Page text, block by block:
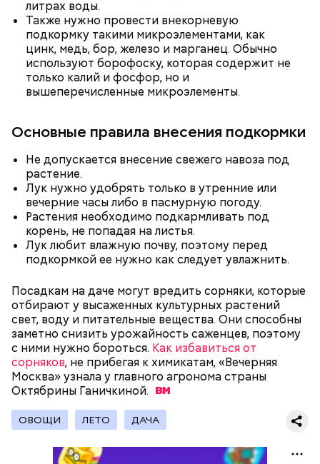
литрах воды.
Также нужно провести внекорневую
подкормку такими микроэлементами, как
цинк, медь, бор, железо и марганец. Обычно
используют борофоску, которая содержит не
только калий и фосфор, но и
вышеперечисленные микроэлементы.
Основные правила внесения подкормки
Не допускается внесение свежего навоза под
растение.
Лук нужно удобрять только в утренние или
вечерние часы либо в пасмурную погоду.
Растения необходимо подкармливать под
корень, не попадая на листья.
Лук любит влажную почву, поэтому перед
подкормкой ее нужно как следует увлажнить.
Посадкам на даче могут вредить сорняки, которые
отбирают у высаженных культурных растений
свет, воду и питательные вещества. Они способны
заметно снизить урожайность саженцев, поэтому
с ними нужно бороться. Как избавиться от
сорняков, не прибегая к химикатам, «Вечерняя
Москва» узнала у главного агронома страны
Октябрины Ганичкиной.
ОВОЩИ ЛЕТО ДАЧА
— Кабачки, порезанные кубиками, нужно легко
обжарить на сковороде. К ним добавляются зелень
петрушки, чеснок, соль и оливковое масло.
Получается очень вкусно, — поделился рецептом
Копылов.
Спагетти из кабачков
с сахарным диабетом;
лишним весом.
— В дыне содержится много сахара, который
хорошо, потому что дает энергию. Но важно
помнить, что сладкими дынями не нужно сильно
увлекаться, так же как и арбузами, людям с
сахарным диабетом и лишним весом, —
подчеркнула доктор.